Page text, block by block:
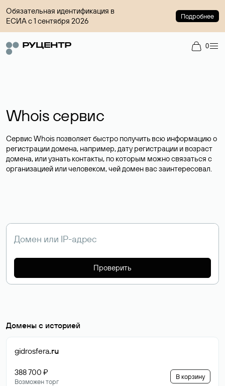
Обязательная идентификация в
ЕСИА с 1 сентября 2026
Подробнее
0
Whois сервис
Сервис Whois позволяет быстро получить всю информацию о
регистрации домена, например, дату регистрации и возраст
домена, или узнать контакты, по которым можно связаться с
организацией или человеком, чей домен вас заинтересовал.
Проверить
Домены с историей
gidrosfera.ru
388 700 ₽
Возможен торг
В корзину